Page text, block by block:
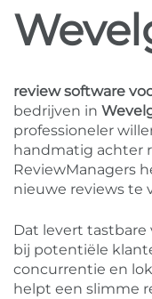
review software
bedrijven in
professioneler
handmatig achter
ReviewManagers
nieuwe reviews te
Dat levert
bij potentiële
concurrentie en
helpt een slimme